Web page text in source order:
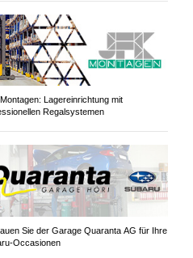
Lagereinrichtung mit
Regalsystemen
Sie der Garage Quaranta AG für Ihre
Occasionen